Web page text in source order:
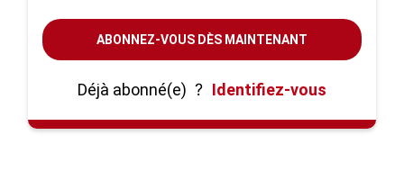
ABONNEZ-VOUS DÈS MAINTENANT
Déjà abonné(e) ? Identifiez-vous